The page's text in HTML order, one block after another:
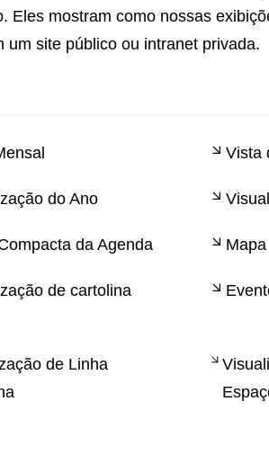
Eles mostram como nossas
um site público ou intranet privada.
Vista
do Ano
da Agenda Mapa
de cartolina
de Linha